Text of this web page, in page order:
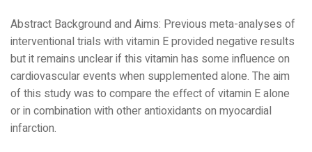
Abstract Background and Aims: Previous meta-analyses of
interventional trials with vitamin E provided negative results
but it remains unclear if this vitamin has some influence on
cardiovascular events when supplemented alone. The aim
of this study was to compare the effect of vitamin E alone
or in combination with other antioxidants on myocardial
infarction.